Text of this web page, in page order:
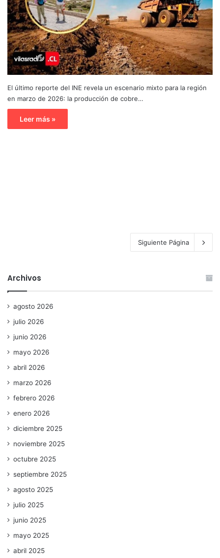
El último reporte del INE revela un escenario mixto para la región
en marzo de 2026: la producción de cobre…
Leer más »
Siguiente Página
Archivos
agosto 2026
julio 2026
junio 2026
mayo 2026
abril 2026
marzo 2026
febrero 2026
enero 2026
diciembre 2025
noviembre 2025
octubre 2025
septiembre 2025
agosto 2025
julio 2025
junio 2025
mayo 2025
abril 2025